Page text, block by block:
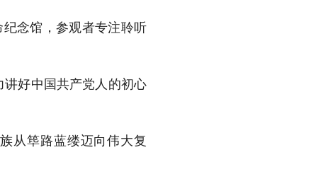
念馆，参观者专注聆听
好中国共产党人的初心
从筚路蓝缕迈向伟大复